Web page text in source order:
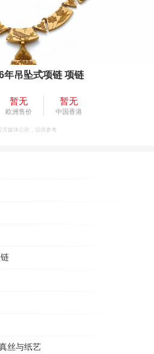
年吊坠式项链 项链
暂无
欧洲售价
暂无
中国香港
方媒体公价，仅供参考
丝与纸艺